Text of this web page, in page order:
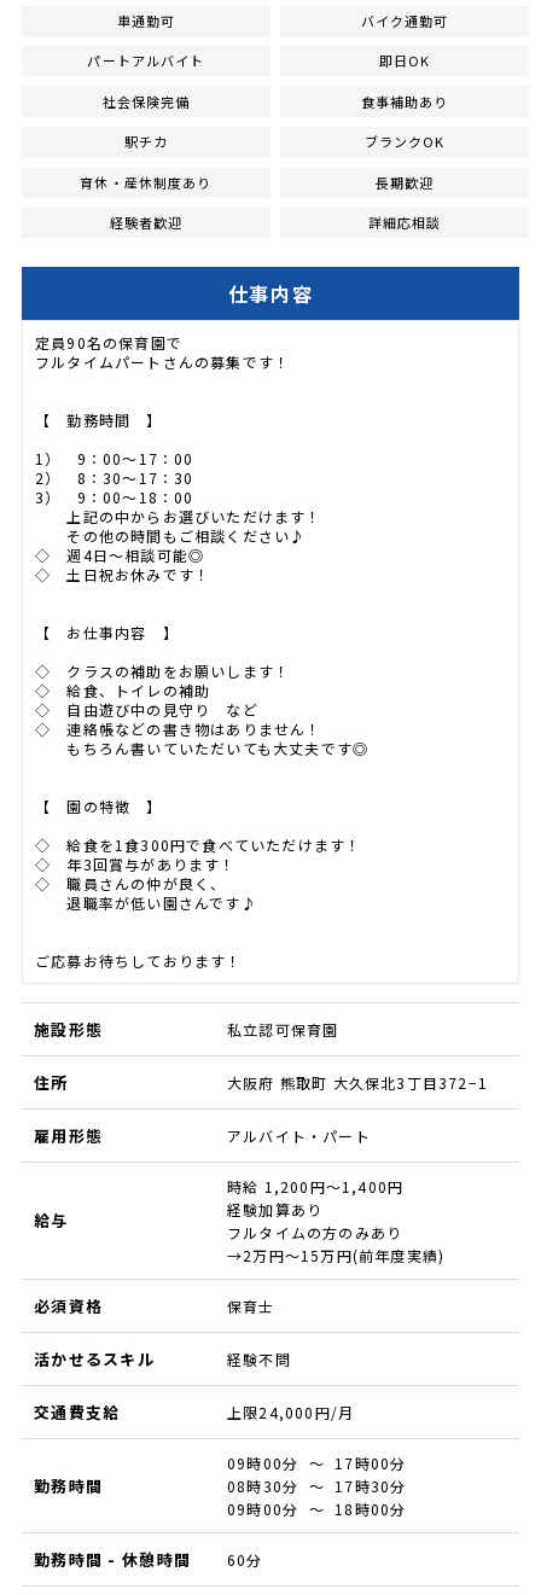
車通勤可 バイク通勤可
パートアルバイト 即日OK
社会保険完備 食事補助あり
駅チカ ブランクOK
育休・産休制度あり 長期歓迎
経験者歓迎 詳細応相談
仕事内容
定員90名の保育園で
フルタイムパートさんの募集です！
【 勤務時間 】
1） 9：00～17：00
2） 8：30～17：30
3） 9：00～18：00
上記の中からお選びいただけます！
その他の時間もご相談ください♪
◇ 週4日～相談可能◎
◇ 土日祝お休みです！
【 お仕事内容 】
◇ クラスの補助をお願いします！
◇ 給食、トイレの補助
◇ 自由遊び中の見守り など
◇ 連絡帳などの書き物はありません！
もちろん書いていただいても大丈夫です◎
【 園の特徴 】
◇ 給食を1食300円で食べていただけます！
◇ 年3回賞与があります！
◇ 職員さんの仲が良く、
退職率が低い園さんです♪
ご応募お待ちしております！
施設形態 私立認可保育園
住所 大阪府 熊取町 大久保北3丁目372−1
雇用形態 アルバイト・パート
給与
時給 1,200円～1,400円
経験加算あり
フルタイムの方のみあり
→2万円～15万円(前年度実績)
必須資格 保育士
活かせるスキル 経験不問
交通費支給 上限24,000円/月
勤務時間
09時00分 ～ 17時00分
08時30分 ～ 17時30分
09時00分 ～ 18時00分
勤務時間 - 休憩時間 60分